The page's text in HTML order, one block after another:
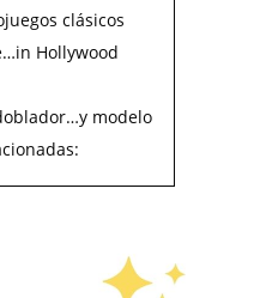
clásicos
Hollywood
modelo